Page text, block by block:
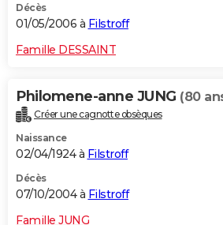
Décès
01/05/2006 à Filstroff
Famille DESSAINT
Philomene-anne JUNG (80
Créer une cagnotte obsèques
Naissance
02/04/1924 à Filstroff
Décès
07/10/2004 à Filstroff
Famille JUNG